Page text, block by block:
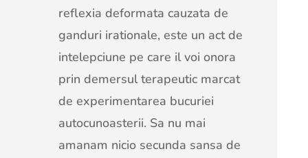
reflexia deformata cauzata de
ganduri irationale, este un act de
intelepciune pe care il voi onora
prin demersul terapeutic marcat
de experimentarea bucuriei
autocunoasterii. Sa nu mai
amanam nicio secunda sansa de